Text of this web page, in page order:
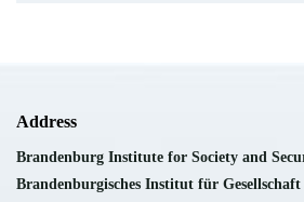
Address
Brandenburg Institute for Society and
Brandenburgisches Institut für